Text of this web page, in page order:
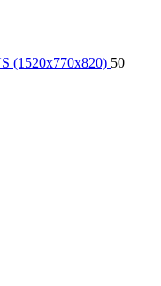
(1520х770х820) 50